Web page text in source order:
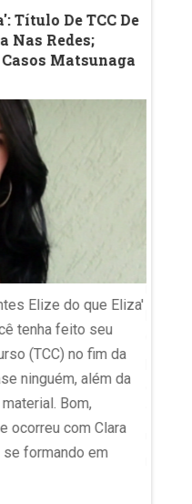
Título De TCC De
Nas Redes;
Matsunaga
Elize do que Eliza'
tenha feito seu
(TCC) no fim da
ninguém, além da
Bom,
ocorreu com Clara
formando em